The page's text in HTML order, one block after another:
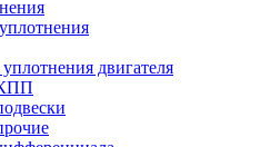
двигателя